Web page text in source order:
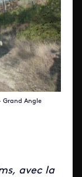
Grand Angle
avec la